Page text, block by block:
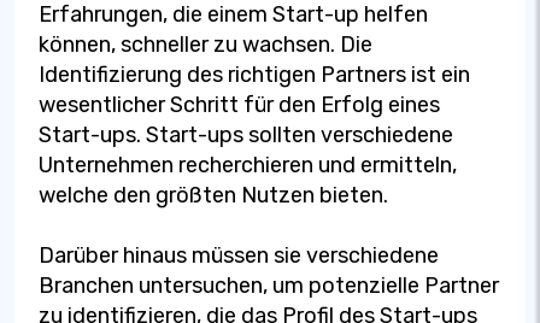
Erfahrungen, die einem Start-up helfen
können, schneller zu wachsen. Die
Identifizierung des richtigen Partners ist ein
wesentlicher Schritt für den Erfolg eines
Start-ups. Start-ups sollten verschiedene
Unternehmen recherchieren und ermitteln,
welche den größten Nutzen bieten.
Darüber hinaus müssen sie verschiedene
Branchen untersuchen, um potenzielle Partner
zu identifizieren, die das Profil des Start-ups